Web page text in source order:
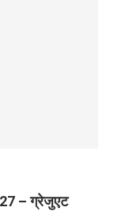
– ग्रेजुएट